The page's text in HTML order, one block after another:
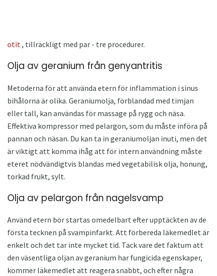
otit, tillräckligt med par - tre procedurer.
Olja av geranium från genyantritis
Metoderna för att använda etern för inflammation i sinus
bihålorna är olika. Geraniumolja, förblandad med timjan
eller tall, kan användas för massage på rygg och näsa.
Effektiva kompressor med pelargon, som du måste införa på
pannan och näsan. Du kan ta in geraniumoljan inuti, men det
är viktigt att komma ihåg att för intern användning måste
eteret nödvändigtvis blandas med vegetabilisk olja, honung,
torkad frukt, sylt.
Olja av pelargon från nagelsvamp
Använd etern bör startas omedelbart efter upptäckten av de
första tecknen på svampinfarkt. Att förbereda läkemedlet är
enkelt och det tar inte mycket tid. Tack vare det faktum att
den väsentliga oljan av geranium har fungicida egenskaper,
kommer läkemedlet att reagera snabbt, och efter några